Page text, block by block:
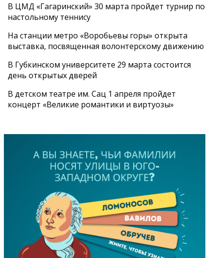
В ЦМД «Гагаринский» 30 марта пройдет турнир по
настольному теннису
На станции метро «Воробьевы горы» открыта
выставка, посвященная волонтерскому движению
В Губкинском университете 29 марта состоится
день открытых дверей
В детском театре им. Сац 1 апреля пройдет
концерт «Великие романтики и виртуозы»